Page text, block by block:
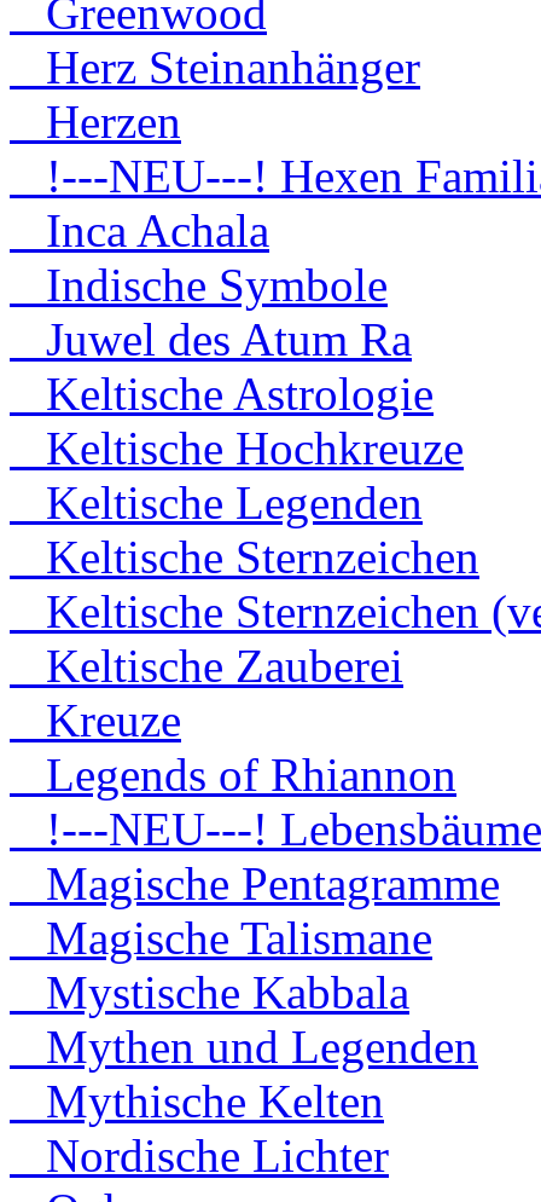
Greenwood
Herz Steinanhänger
Herzen
!---NEU---! Hexen
Inca Achala
Indische Symbole
Juwel des Atum Ra
Keltische Astrologie
Keltische Hochkreuze
Keltische Legenden
Keltische Sternzeichen
Keltische Sternzeichen
Keltische Zauberei
Kreuze
Legends of Rhiannon
!---NEU---! Lebensbäume
Magische Pentagramme
Magische Talismane
Mystische Kabbala
Mythen und Legenden
Mythische Kelten
Nordische Lichter